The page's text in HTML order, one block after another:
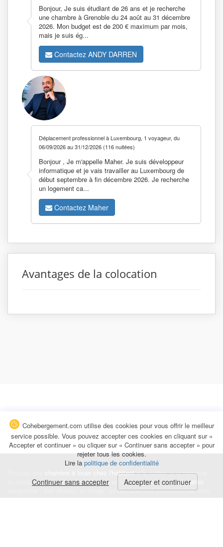
Bonjour, Je suis étudiant de 26 ans et je recherche
une chambre à Grenoble du 24 août au 31 décembre
2026. Mon budget est de 200 € maximum par mois,
mais je suis ég...
Contactez ANDY DARREN
Déplacement professionnel à Luxembourg, 1 voyageur, du
06/09/2026 au 31/12/2026 (116 nuitées)
Bonjour , Je m'appelle Maher. Je suis développeur
informatique et je vais travailler au Luxembourg de
début septembre à fin décembre 2026. Je recherche
un logement ca...
Contactez Maher
Avantages de la colocation
chambre à louer chez l'habitantà la nuitée, à la semaine,
au mois ou à l'année pour de courts et longs séjours, unecolocation
temporaire : des études, un stage, un déplacement professionnel, une
Cohebergement.com utilise des cookies pour vous offrir le meilleur
service possible. Vous pouvez accepter ces cookies en cliquant sur «
Accepter et continuer » ou cliquer sur « Continuer sans accepter » pour
rejeter tous les cookies.
Lire la politique de confidentialité
Continuer sans accepter Accepter et continuer